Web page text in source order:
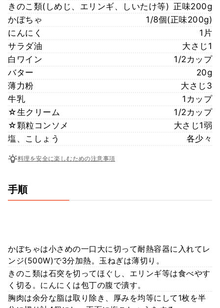
きのこ類(しめじ、エリンギ、しいたけ等) 正味200g
かぼちゃ
1/8個(正味200g)
にんにく
1片
サラダ油
大さじ1
白ワイン
1/2カップ
バター
20g
薄力粉
大さじ3
牛乳
1カップ
☆生クリーム
1/2カップ
☆顆粒コンソメ
大さじ1弱
塩、こしょう
各少々
料理を安全に楽しむための注意事項
手順
かぼちゃは小さめの一口大に切って耐熱容器に入れてレ
ンジ(500W)で3分加熱。玉ねぎは薄切り。
きのこ類は石突を切ってほぐし、エリンギ等は食べやす
く切る。にんにくは包丁の腹で潰す。
胸肉は余分な脂は取り除き、厚みを均等にして1枚を半